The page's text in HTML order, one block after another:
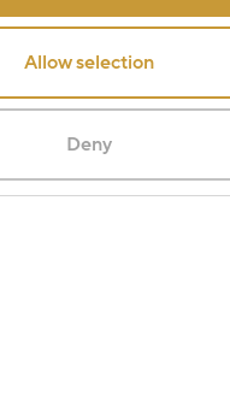
Allow selection
Deny